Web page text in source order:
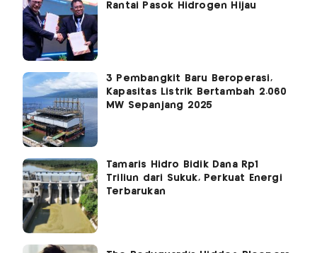
Rantai Pasok Hidrogen Hijau
3 Pembangkit Baru Beroperasi,
Kapasitas Listrik Bertambah 2.060
MW Sepanjang 2025
Tamaris Hidro Bidik Dana Rp1
Triliun dari Sukuk, Perkuat Energi
Terbarukan